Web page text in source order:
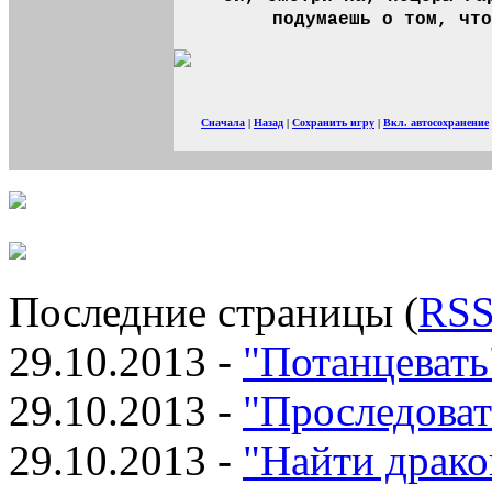
подумаешь о том,
Сначала | Назад | Сохранить игру | Вкл. автосохранение
Последние страницы (
29.10.2013 -
29.10.2013 -
29.10.2013 - "Найти